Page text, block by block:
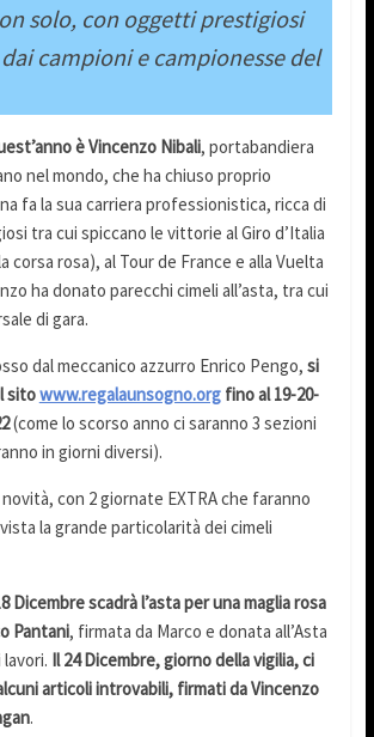
solo, con oggetti prestigiosi
campioni e campionesse del
è Vincenzo Nibali, portabandiera
nel mondo, che ha chiuso proprio
fa la sua carriera professionistica, ricca di
tra cui spiccano le vittorie al Giro d’Italia
corsa rosa), al Tour de France e alla Vuelta
ha donato parecchi cimeli all’asta, tra cui
di gara.
dal meccanico azzurro Enrico Pengo, si
sitowww.regalaunsogno.orgfino al 19-20-
(come lo scorso anno ci saranno 3 sezioni
in giorni diversi).
con 2 giornate EXTRA che faranno
la grande particolarità dei cimeli
Dicembre scadrà l’asta per una maglia rosa
Pantani, firmata da Marco e donata all’Asta
Il 24 Dicembre, giorno della vigilia, ci
articoli introvabili, firmati da Vincenzo
.